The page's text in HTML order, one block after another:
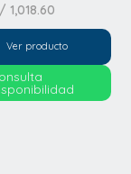
1,018.60
Ver producto